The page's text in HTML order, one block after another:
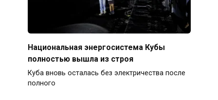
Национальная энергосистема Кубы
полностью вышла из строя
Куба вновь осталась без электричества после
полного